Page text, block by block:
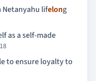
Netanyahu lifelong
as a self-made
to ensure loyalty to